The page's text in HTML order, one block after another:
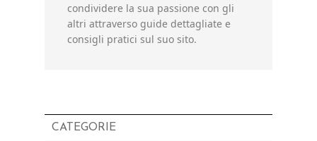
condividere la sua passione con gli
altri attraverso guide dettagliate e
consigli pratici sul suo sito.
CATEGORIE